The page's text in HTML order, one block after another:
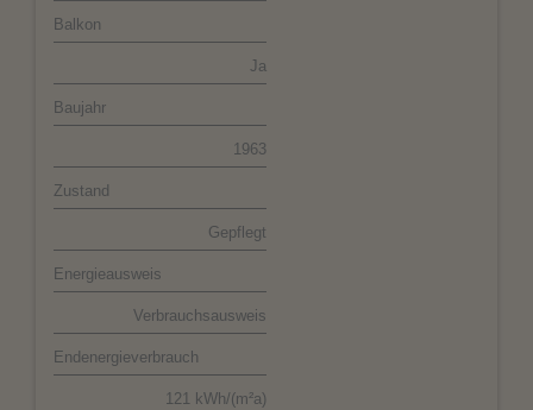
Balkon
Ja
Baujahr
1963
Zustand
Gepflegt
Energieausweis
Verbrauchsausweis
Endenergieverbrauch
121 kWh/(m²a)